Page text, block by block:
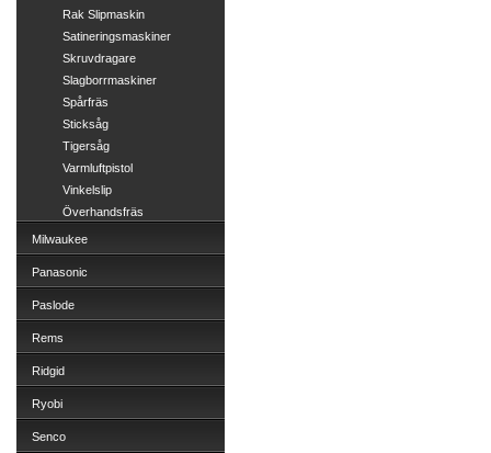
Rak Slipmaskin
Satineringsmaskiner
Skruvdragare
Slagborrmaskiner
Spårfräs
Sticksåg
Tigersåg
Varmluftpistol
Vinkelslip
Överhandsfräs
Milwaukee
Panasonic
Paslode
Rems
Ridgid
Ryobi
Senco